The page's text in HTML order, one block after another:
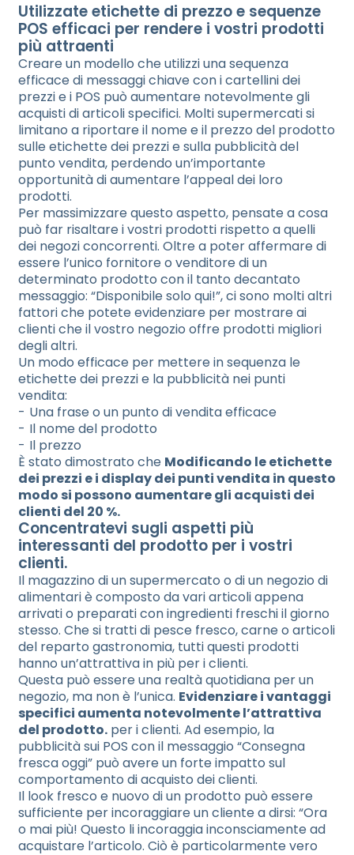
Utilizzate etichette di prezzo e sequenze
POS efficaci per rendere i vostri prodotti
più attraenti
Creare un modello che utilizzi una sequenza
efficace di messaggi chiave con i cartellini dei
prezzi e i POS può aumentare notevolmente gli
acquisti di articoli specifici. Molti supermercati si
limitano a riportare il nome e il prezzo del prodotto
sulle etichette dei prezzi e sulla pubblicità del
punto vendita, perdendo un’importante
opportunità di aumentare l’appeal dei loro
prodotti.
Per massimizzare questo aspetto, pensate a cosa
può far risaltare i vostri prodotti rispetto a quelli
dei negozi concorrenti. Oltre a poter affermare di
essere l’unico fornitore o venditore di un
determinato prodotto con il tanto decantato
messaggio: “Disponibile solo qui!”, ci sono molti altri
fattori che potete evidenziare per mostrare ai
clienti che il vostro negozio offre prodotti migliori
degli altri.
Un modo efficace per mettere in sequenza le
etichette dei prezzi e la pubblicità nei punti
vendita:
Una frase o un punto di vendita efficace
Il nome del prodotto
Il prezzo
È stato dimostrato che Modificando le etichette
dei prezzi e i display dei punti vendita in questo
modo si possono aumentare gli acquisti dei
clienti del 20 %.
Concentratevi sugli aspetti più
interessanti del prodotto per i vostri
clienti.
Il magazzino di un supermercato o di un negozio di
alimentari è composto da vari articoli appena
arrivati o preparati con ingredienti freschi il giorno
stesso. Che si tratti di pesce fresco, carne o articoli
del reparto gastronomia, tutti questi prodotti
hanno un’attrattiva in più per i clienti.
Questa può essere una realtà quotidiana per un
negozio, ma non è l’unica. Evidenziare i vantaggi
specifici aumenta notevolmente l’attrattiva
del prodotto. per i clienti. Ad esempio, la
pubblicità sui POS con il messaggio “Consegna
fresca oggi” può avere un forte impatto sul
comportamento di acquisto dei clienti.
Il look fresco e nuovo di un prodotto può essere
sufficiente per incoraggiare un cliente a dirsi: “Ora
o mai più! Questo li incoraggia inconsciamente ad
acquistare l’articolo. Ciò è particolarmente vero